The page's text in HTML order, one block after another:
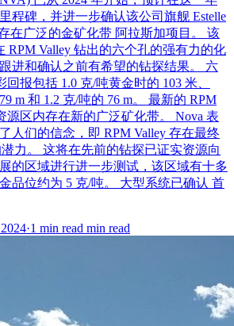
程碑，并进一步确认该公司旗舰 Estelle
在广泛的金矿化带 阿拉斯加项目。 该
RPM Valley 钻出的六个孔的强有力的化
进和确认之前有希望的钻探结果。 六
报包括 1.0 克/吨黄金时的 103 米、
m 和 1.2 克/吨的 76 m。 最新的 RPM
源区内存在新的广泛矿化带。 Nova 表
人们的信念，即 RPM Valley 存在最终
力。 这将在先前的钻探已证实资源向
的区域进行进一步测试，该区域有十多
品位约为 5 克/吨。 大型系统已确认 首
·1 min read min read